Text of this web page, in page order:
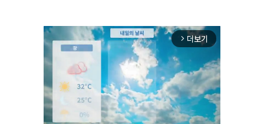
arrow_forward_ios 더보기